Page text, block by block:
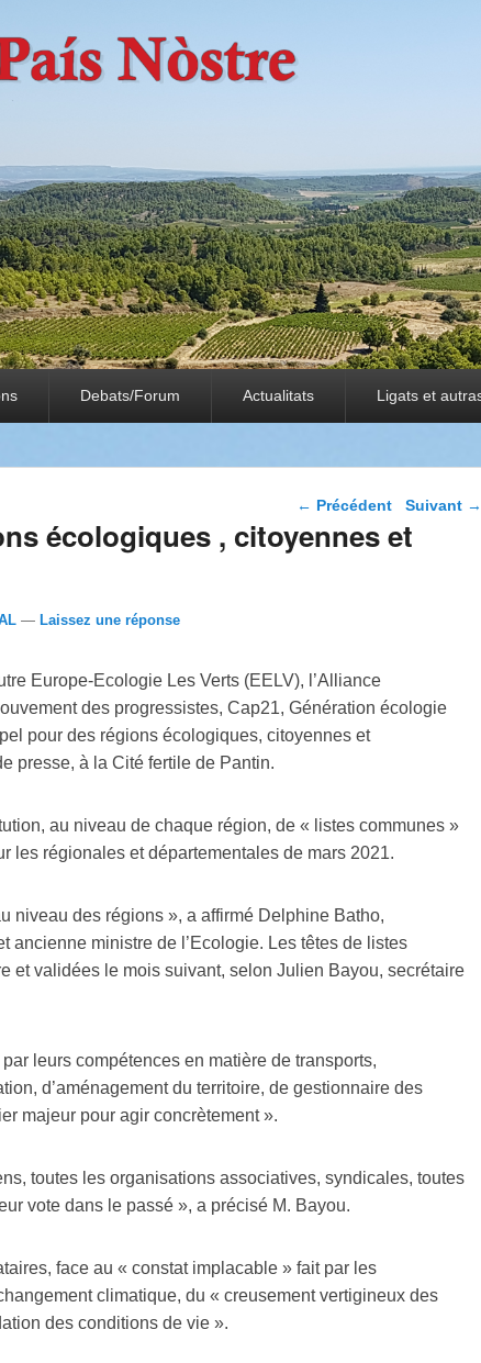
Debats/Forum Actualitats Ligats et
Navigation dans les
← Précédent Suivant →
écologiques , citoyennes et
— Laissez une réponse
Europe-Ecologie Les Verts (EELV), l’Alliance
des progressistes, Cap21, Génération écologie
pour des régions écologiques, citoyennes et
presse, à la Cité fertile de Pantin.
au niveau de chaque région, de « listes communes »
les régionales et départementales de mars 2021.
niveau des régions », a affirmé Delphine Batho,
ancienne ministre de l’Ecologie. Les têtes de listes
et validées le mois suivant, selon Julien Bayou, secrétaire
leurs compétences en matière de transports,
d’aménagement du territoire, de gestionnaire des
majeur pour agir concrètement ».
toutes les organisations associatives, syndicales, toutes
vote dans le passé », a précisé M. Bayou.
face au « constat implacable » fait par les
climatique, du « creusement vertigineux des
des conditions de vie ».